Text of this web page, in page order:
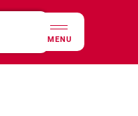
MENU